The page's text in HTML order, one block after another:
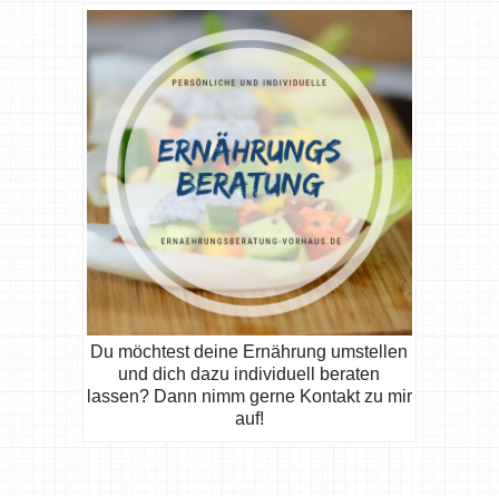
Du möchtest deine Ernährung umstellen
und dich dazu individuell beraten
lassen? Dann nimm gerne Kontakt zu mir
auf!